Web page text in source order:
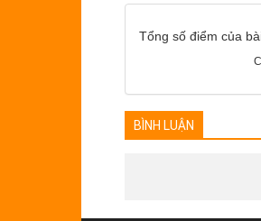
Tổng số điểm của
BÌNH LUẬN